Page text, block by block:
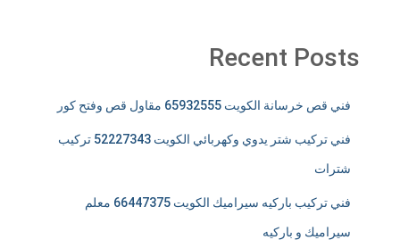
Recent Posts
فني قص خرسانة الكويت 65932555 مقاول قص وفتح كور
فني تركيب شتر يدوي وكهربائي الكويت 52227343 تركيب
شترات
فني تركيب باركيه سيراميك الكويت 66447375 معلم
سيراميك و باركيه